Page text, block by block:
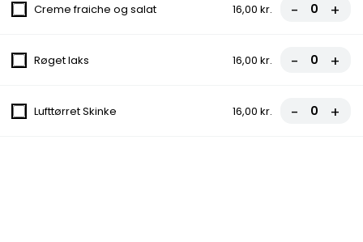
Icebergsalat, Tomat, Agurk, Ærter, Majs,
Rødløg
Creme fraiche og salat 16,00 kr. - +
Røget laks 16,00 kr. - +
Lufttørret Skinke 16,00 kr. - +